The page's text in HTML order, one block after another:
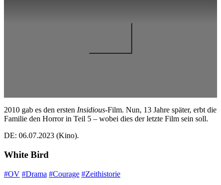
2010 gab es den ersten Insidious-Film. Nun, 13 Jahre später, erbt die
Familie den Horror in Teil 5 – wobei dies der letzte Film sein soll.
DE: 06.07.2023 (Kino).
White Bird
#OV #Drama #Courage #Zeithistorie